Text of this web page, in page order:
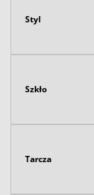
Styl
Szkło
Tarcza